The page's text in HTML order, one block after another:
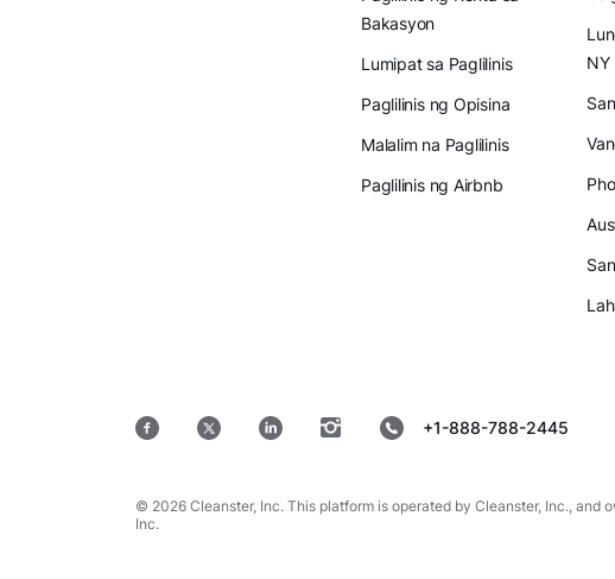
Bakasyon
Lumipat sa Paglilinis
Paglilinis ng Opisina
Malalim na Paglilinis
Paglilinis ng Airbnb
NY
+1-888-788-2445
© 2026 Cleanster, Inc. This platform is operated by Cleanster, Inc., and
Inc.